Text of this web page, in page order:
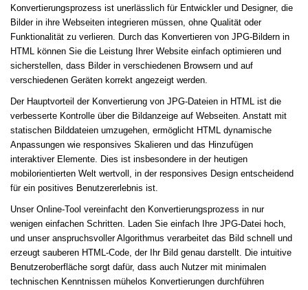
Konvertierungsprozess ist unerlässlich für Entwickler und Designer, die
Bilder in ihre Webseiten integrieren müssen, ohne Qualität oder
Funktionalität zu verlieren. Durch das Konvertieren von JPG-Bildern in
HTML können Sie die Leistung Ihrer Website einfach optimieren und
sicherstellen, dass Bilder in verschiedenen Browsern und auf
verschiedenen Geräten korrekt angezeigt werden.
Der Hauptvorteil der Konvertierung von JPG-Dateien in HTML ist die
verbesserte Kontrolle über die Bildanzeige auf Webseiten. Anstatt mit
statischen Bilddateien umzugehen, ermöglicht HTML dynamische
Anpassungen wie responsives Skalieren und das Hinzufügen
interaktiver Elemente. Dies ist insbesondere in der heutigen
mobilorientierten Welt wertvoll, in der responsives Design entscheidend
für ein positives Benutzererlebnis ist.
Unser Online-Tool vereinfacht den Konvertierungsprozess in nur
wenigen einfachen Schritten. Laden Sie einfach Ihre JPG-Datei hoch,
und unser anspruchsvoller Algorithmus verarbeitet das Bild schnell und
erzeugt sauberen HTML-Code, der Ihr Bild genau darstellt. Die intuitive
Benutzeroberfläche sorgt dafür, dass auch Nutzer mit minimalen
technischen Kenntnissen mühelos Konvertierungen durchführen